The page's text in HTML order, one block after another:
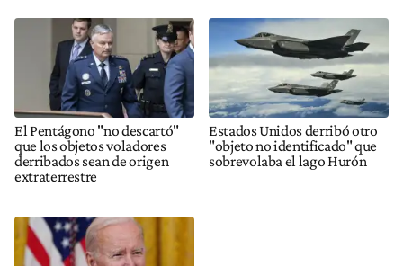
El Pentágono "no descartó"
que los objetos voladores
derribados sean de origen
extraterrestre
Estados Unidos derribó otro
"objeto no identificado" que
sobrevolaba el lago Hurón